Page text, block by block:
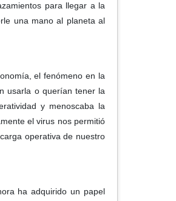
para llegar a la
una mano al planeta al
el fenómeno en la
usarla o querían tener la
y menoscaba la
el virus nos permitió
operativa de nuestro
ha adquirido un papel